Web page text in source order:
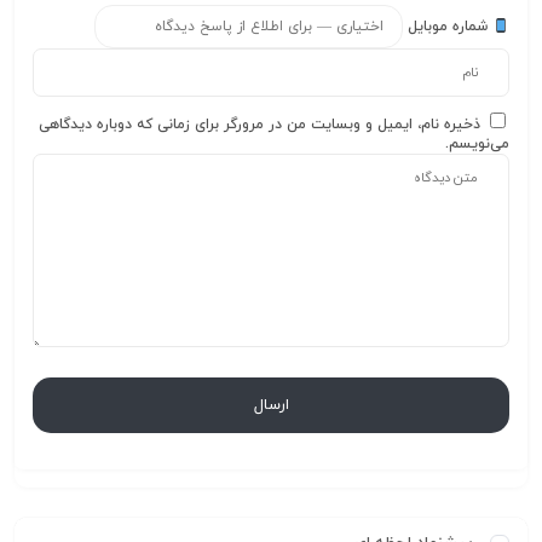
شماره موبایل
ذخیره نام، ایمیل و وبسایت من در مرورگر برای زمانی که دوباره دیدگاهی
می‌نویسم.